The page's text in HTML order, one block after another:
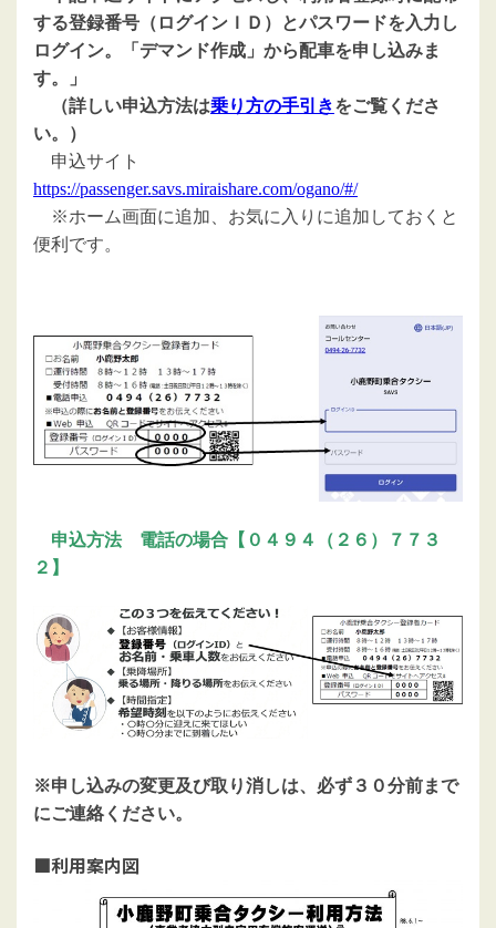
する登録番号（ログインＩＤ）とパスワードを入力し
ログイン。「デマンド作成」から配車を申し込みま
す。」
（詳しい申込方法は乗り方の手引きをご覧くださ
い。）
申込サイト
https://passenger.savs.miraishare.com/ogano/#/
※ホーム画面に追加、お気に入りに追加しておくと
便利です。
申込方法 電話の場合【０４９４（２６）７７３
２】
※申し込みの変更及び取り消しは、必ず３０分前まで
にご連絡ください。
■利用案内図